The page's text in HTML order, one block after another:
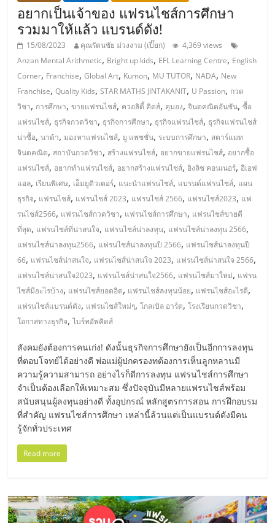
รน
ไชส์
แฟ
รน
ไชส์
ขาย
หน้า
บ้าน
ลงทุน
น้อย
คืน
ทุน
ไว,
ที่
การ
อยากเป็นเจ้าของ แฟรนไชส์การศึกษา
รวมมาให้แล้ว แบรนด์ดัง!
15/08/2023 คุณรัตนชัย ม่วงงาม (เปี๊ยก)
4,369 views
Anzan Mental Arithmetic, Bright up kids, EFL Learning Centre, English
Corner, Franchise,Global Art, Kumon, MU TUTOR, NADA, New
Franchise,Quality Kids,STAR MATHS JINTAKANIT, U Passion, กวด
วิชา, การศึกษา,ขายแฟรนไชส์, ควอลิตี้ คิดส์, คุมอง,จินตคณิตอันซัน,ซื้อ
แฟรนไชส์, ธุรกิจกวดวิชา, ธุรกิจการศึกษา, ธุรกิจแฟรนไชส์, ธุรกิจแฟรนไชส์
น่าซื้อ,นาด้า,มองหาแฟรนไชส์, ยู แพชชั่น, ระบบการศึกษา, สตาร์แมท
จินตคณิต, สถาบันกวดวิชา, สร้างแฟรนไชส์, อยากขายแฟรนไชส์, อยากซื้อ
แฟรนไชส์, อยากทำแฟรนไชส์, อยากสร้างแฟรนไชส์,อิงลิช คอนเนอร์,อีเอฟ
แอล, เรียนพิเศษ, เอ็มยูติวเตอร์, แนะนำแฟรนไชส์, แบรนด์แฟรนไชส์, แผน
ธุรกิจ, แฟรนไชส์, แฟรนไชส์ 2023, แฟรนไชส์ 2566, แฟรนไชส์2023, แฟ
รนไชส์2566, แฟรนไชส์กวดวิชา, แฟรนไชส์การศึกษา, แฟรนไชส์ขายดี
ที่สุด, แฟรนไชส์ที่น่าสนใจ, แฟรนไชส์น่าลงทุน, แฟรนไชส์น่าลงทุน 2566,
แฟรนไชส์น่าลงทุน2566, แฟรนไชส์น่าลงทุนปี 2566, แฟรนไชส์น่าลงทุนปี
66, แฟรนไชส์น่าสนใจ, แฟรนไชส์น่าสนใจ 2023, แฟรนไชส์น่าสนใจ 2566,
แฟรนไชส์น่าสนใจ2023, แฟรนไชส์น่าสนใจ2566, แฟรนไชส์มาใหม่, แฟรน
ไชส์มีอะไรบ้าง, แฟรนไชส์ยอดฮิต, แฟรนไชส์ลงทุนน้อย, แฟรนไชส์อะไรดี,
แฟรนไชส์แบรนด์ดัง, แฟรนไชส์ใหม่ๆ,โกลเบิล อาร์ต,โรงเรียนกวดวิชา,
โอกาสทางธุรกิจ,ไบร์ทอัพคิดส์
สังคมยังต้องการคนเก่ง! ดังนั้นธุรกิจการศึกษายังเป็นอีกการลงทุน
ที่ตอบโจทย์ได้อย่างดี พ่อแม่ผู้ปกครองทต้องการเห็นลูกหลานมี
ความรู้ความสามารถ อย่างไรก็ดีการลงทุน แฟรนไชส์การศึกษา
จำเป็นต้องเลือกให้เหมาะสม ซึ่งปัจจุบันมีหลายแฟรนไชส์พร้อม
สนับสนุนผู้ลงทุนอย่างดี ทั้งอุปกรณ์ หลักสูตรการสอน การฝึกอบรม
ที่สำคัญ แฟรนไชส์การศึกษา เหล่านี้ล้วนแต่เป็นแบรนด์ดังมีคน
รู้จักทั่วประเทศ
Read more